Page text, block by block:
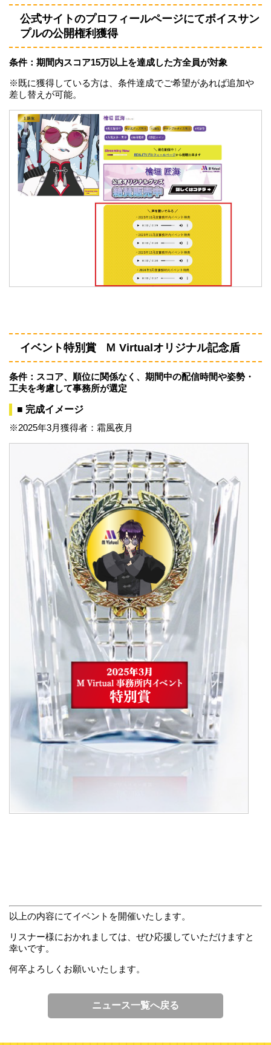
公式サイトのプロフィールページにてボイスサン
プルの公開権利獲得
条件：期間内スコア15万以上を達成した方全員が対象
※既に獲得している方は、条件達成でご希望があれば追加や
差し替えが可能。
イベント特別賞 Ｍ Virtualオリジナル記念盾
条件：スコア、順位に関係なく、期間中の配信時間や姿勢・
工夫を考慮して事務所が選定
■ 完成イメージ
※2025年3月獲得者：霜風夜月
以上の内容にてイベントを開催いたします。
リスナー様におかれましては、ぜひ応援していただけますと
幸いです。
何卒よろしくお願いいたします。
ニュース一覧へ戻る